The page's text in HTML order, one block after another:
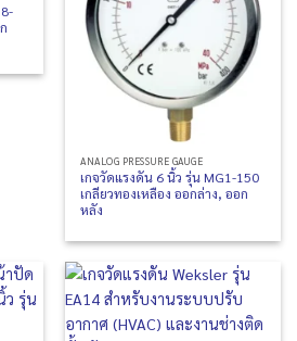
ANALOG PRESSURE GAUGE
เกจวัดแรงดัน 6 นิ้ว รุ่น MG1-150
เกลียวทองเหลือง ออกล่าง, ออก
หลัง